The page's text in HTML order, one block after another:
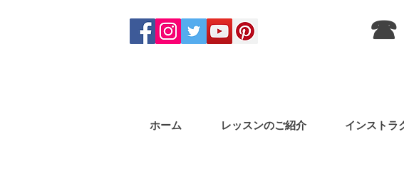
☎
ホーム レッスンのご紹介 インストラ